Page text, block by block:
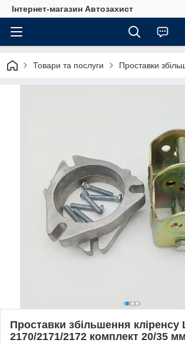
Інтернет-магазин Автозахист
Товари та послуги Проставки
Проставки збільшення кліренсу
2170/2171/2172 комплект 20/35 мм